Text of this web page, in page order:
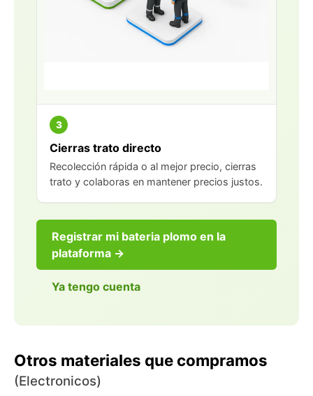
3
Cierras trato directo
Recolección rápida o al mejor precio, cierras
trato y colaboras en mantener precios justos.
Registrar mi bateria plomo en la
plataforma →
Ya tengo cuenta
Otros materiales que compramos
(Electronicos)